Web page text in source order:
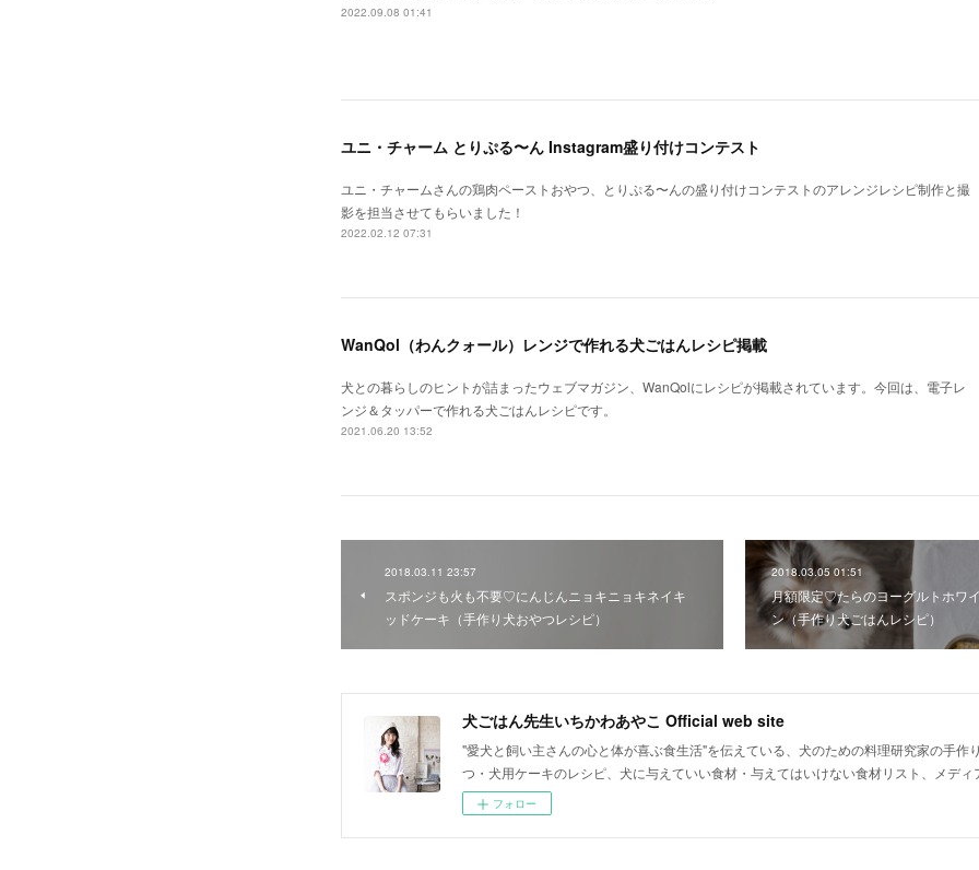
2022.09.08 01:41
ユニ・チャーム とりぷる〜ん Instagram盛り付けコンテスト
ユニ・チャームさんの鶏肉ペーストおやつ、とりぷる〜んの盛り付けコンテストのアレンジレシピ制作と撮
影を担当させてもらいました！
2022.02.12 07:31
WanQol（わんクォール）レンジで作れる犬ごはんレシピ掲載
犬との暮らしのヒントが詰まったウェブマガジン、WanQolにレシピが掲載されています。今回は、電子レ
ンジ＆タッパーで作れる犬ごはんレシピです。
2021.06.20 13:52
2018.03.11 23:57
スポンジも火も不要♡にんじんニョキニョキネイキ
ッドケーキ（手作り犬おやつレシピ）
2018.03.05 01:51
月額限定♡たらのヨーグルトホワ
ン（手作り犬ごはんレシピ）
犬ごはん先生いちかわあやこ Official web site
"愛犬と飼い主さんの心と体が喜ぶ食生活"を伝えている、犬のための料理研究家の手作
つ・犬用ケーキのレシピ、犬に与えていい食材・与えてはいけない食材リスト、メディ
フォロー